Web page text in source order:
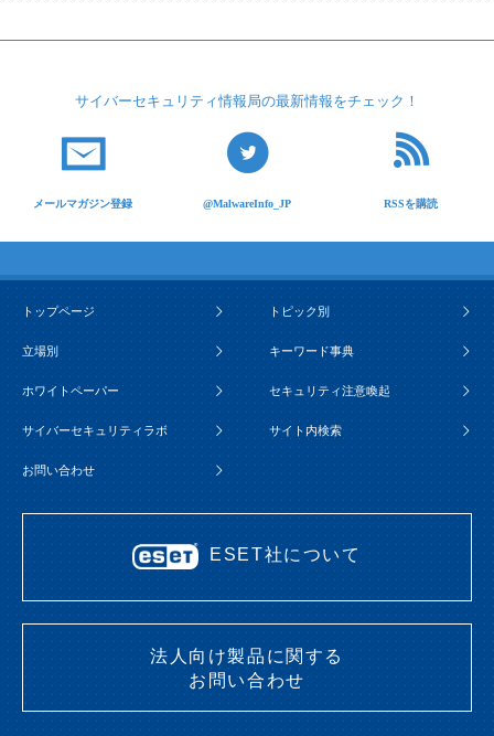
サイバーセキュリティ情報局の最新情報をチェック！
メールマガジン登録 @MalwareInfo_JP RSSを購読
トップページ トピック別
立場別 キーワード事典
ホワイトペーパー セキュリティ注意喚起
サイバーセキュリティラボ サイト内検索
お問い合わせ
ESET社について
法人向け製品に関する
お問い合わせ